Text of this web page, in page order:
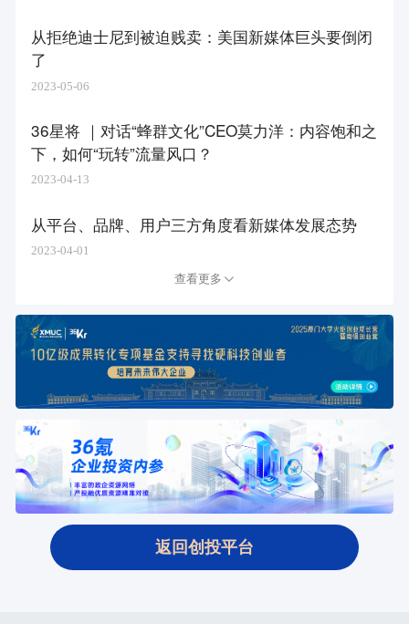
从拒绝迪士尼到被迫贱卖：美国新媒体巨头要倒闭
了
2023-05-06
36星将 ｜对话“蜂群文化”CEO莫力洋：内容饱和之
下，如何“玩转”流量风口？
2023-04-13
从平台、品牌、用户三方角度看新媒体发展态势
2023-04-01
查看更多
返回创投平台